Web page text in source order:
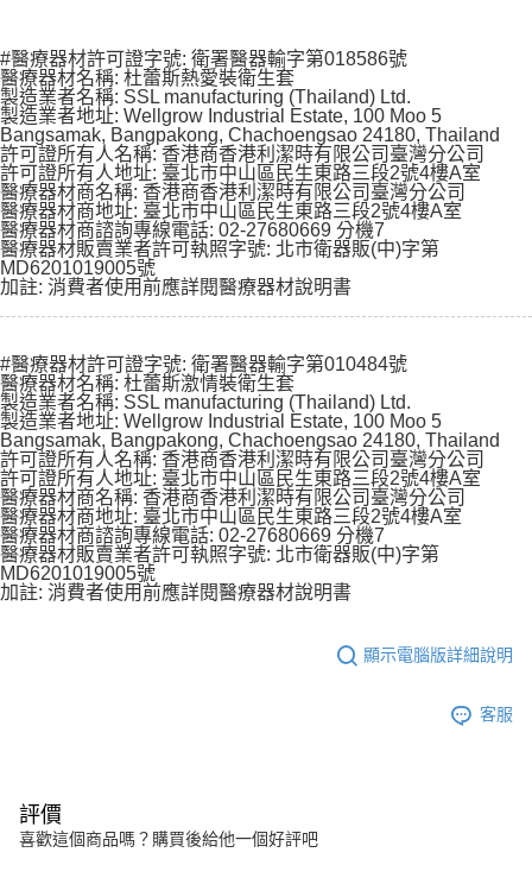
#醫療器材許可證字號: 衛署醫器輸字第018586號
醫療器材名稱: 杜蕾斯熱愛裝衛生套
製造業者名稱: SSL manufacturing (Thailand) Ltd.
製造業者地址: Wellgrow Industrial Estate, 100 Moo 5
Bangsamak, Bangpakong, Chachoengsao 24180, Thailand
許可證所有人名稱: 香港商香港利潔時有限公司臺灣分公司
許可證所有人地址: 臺北市中山區民生東路三段2號4樓A室
醫療器材商名稱: 香港商香港利潔時有限公司臺灣分公司
醫療器材商地址: 臺北市中山區民生東路三段2號4樓A室
醫療器材商諮詢專線電話: 02-27680669 分機7
醫療器材販賣業者許可執照字號: 北市衛器販(中)字第
MD6201019005號
加註: 消費者使用前應詳閱醫療器材說明書
#醫療器材許可證字號: 衛署醫器輸字第010484號
醫療器材名稱: 杜蕾斯激情裝衛生套
製造業者名稱: SSL manufacturing (Thailand) Ltd.
製造業者地址: Wellgrow Industrial Estate, 100 Moo 5
Bangsamak, Bangpakong, Chachoengsao 24180, Thailand
許可證所有人名稱: 香港商香港利潔時有限公司臺灣分公司
許可證所有人地址: 臺北市中山區民生東路三段2號4樓A室
醫療器材商名稱: 香港商香港利潔時有限公司臺灣分公司
醫療器材商地址: 臺北市中山區民生東路三段2號4樓A室
醫療器材商諮詢專線電話: 02-27680669 分機7
醫療器材販賣業者許可執照字號: 北市衛器販(中)字第
MD6201019005號
加註: 消費者使用前應詳閱醫療器材說明書
顯示電腦版詳細說明
客服
評價
喜歡這個商品嗎？購買後給他一個好評吧